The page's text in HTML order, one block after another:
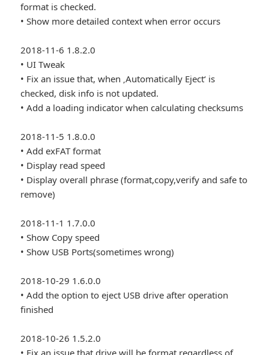
format is checked.
• Show more detailed context when error occurs
2018-11-6 1.8.2.0
• UI Tweak
• Fix an issue that, when ‚Automatically Eject‘ is
checked, disk info is not updated.
• Add a loading indicator when calculating checksums
2018-11-5 1.8.0.0
• Add exFAT format
• Display read speed
• Display overall phrase (format,copy,verify and safe to
remove)
2018-11-1 1.7.0.0
• Show Copy speed
• Show USB Ports(sometimes wrong)
2018-10-29 1.6.0.0
• Add the option to eject USB drive after operation
finished
2018-10-26 1.5.2.0